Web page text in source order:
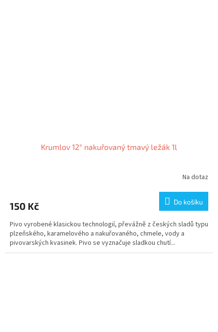
Krumlov 12° nakuřovaný tmavý ležák 1l
Na dotaz
150 Kč Do košíku
Pivo vyrobené klasickou technologií, převážně z českých sladů typu
plzeňského, karamelového a nakuřovaného, chmele, vody a
pivovarských kvasinek. Pivo se vyznačuje sladkou chutí...